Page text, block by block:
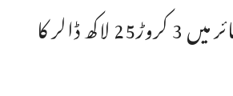
ملکی زر مبادلہ ذخائر میں 3 کروڑ25 لاکھ ڈالر کا